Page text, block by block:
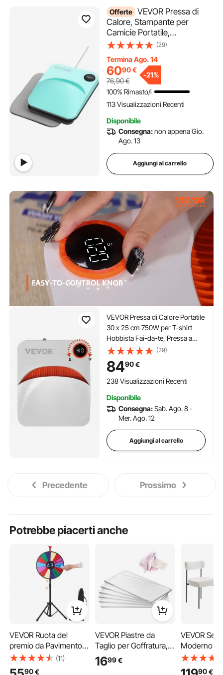
Offerte VEVOR Pressa di
Calore, Stampante per
Camicie Portatile,
Multifunzionale Sublimazione
Rivestita PTFE, Facile
Stiratura
Magliette/Borse/Progetti in
Vinile HTV, 22,8 x 22,8 cm
(29)
Termina Ago. 14
6090€
76,90€
-21%
100% Rimasto/i
113 Visualizzazioni Recenti
Disponibile
Consegna:non appena Gio.
Ago. 13
Aggiungi al carrello
VEVOR Pressa di Calore Portatile
30 x 25 cm 750W per T-shirt
Hobbista Fai-da-te, Pressa a
Caldo Portatile Piastra Termica
30 x 25 cm Temperatura 40-205
℃, Termopressa Uso Domestico
3,3 kg Fai-da-te
(29)
8490€
238 Visualizzazioni Recenti
Disponibile
Consegna:Sab. Ago. 8 -
Mer. Ago. 12
Aggiungi al carrello
Precedente Prossimo
Potrebbe piacerti anche
VEVOR Ruota del
premio da Pavimento
17,7 pollici Ruota a 14
clicker con il
(11)
90€
VEVOR Piastre da
Taglio per Goffratura,
Set Tamponi 6 Pezzi
170 x 80 x 2,5 mm, in
1699€
VEVOR
Moderno di
Secolo
500 x 795
90€